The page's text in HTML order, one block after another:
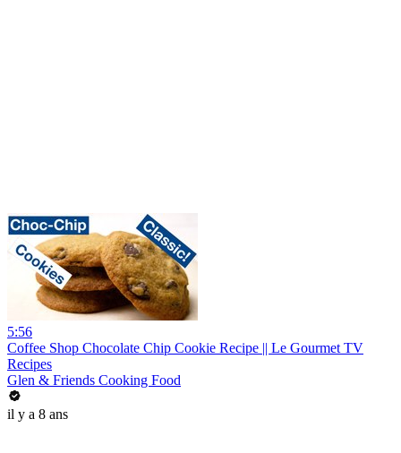
5:56
Coffee Shop Chocolate Chip Cookie Recipe || Le Gourmet TV
Recipes
Glen & Friends Cooking Food
il y a 8 ans